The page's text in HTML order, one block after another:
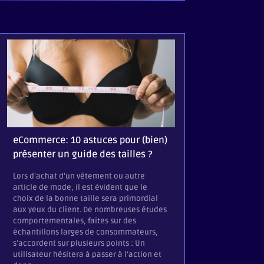
eCommerce: 10 astuces pour (bien)
présenter un guide des tailles ?
Lors d’achat d’un vêtement ou autre
article de mode, il est évident que le
choix de la bonne taille sera primordial
aux yeux du client. De nombreuses études
comportementales, faites sur des
échantillons larges de consommateurs,
s’accordent sur plusieurs points : Un
utilisateur hésitera à passer à l’action et